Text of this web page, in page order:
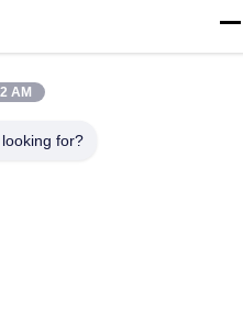
città di Chongwu,
AM
for?